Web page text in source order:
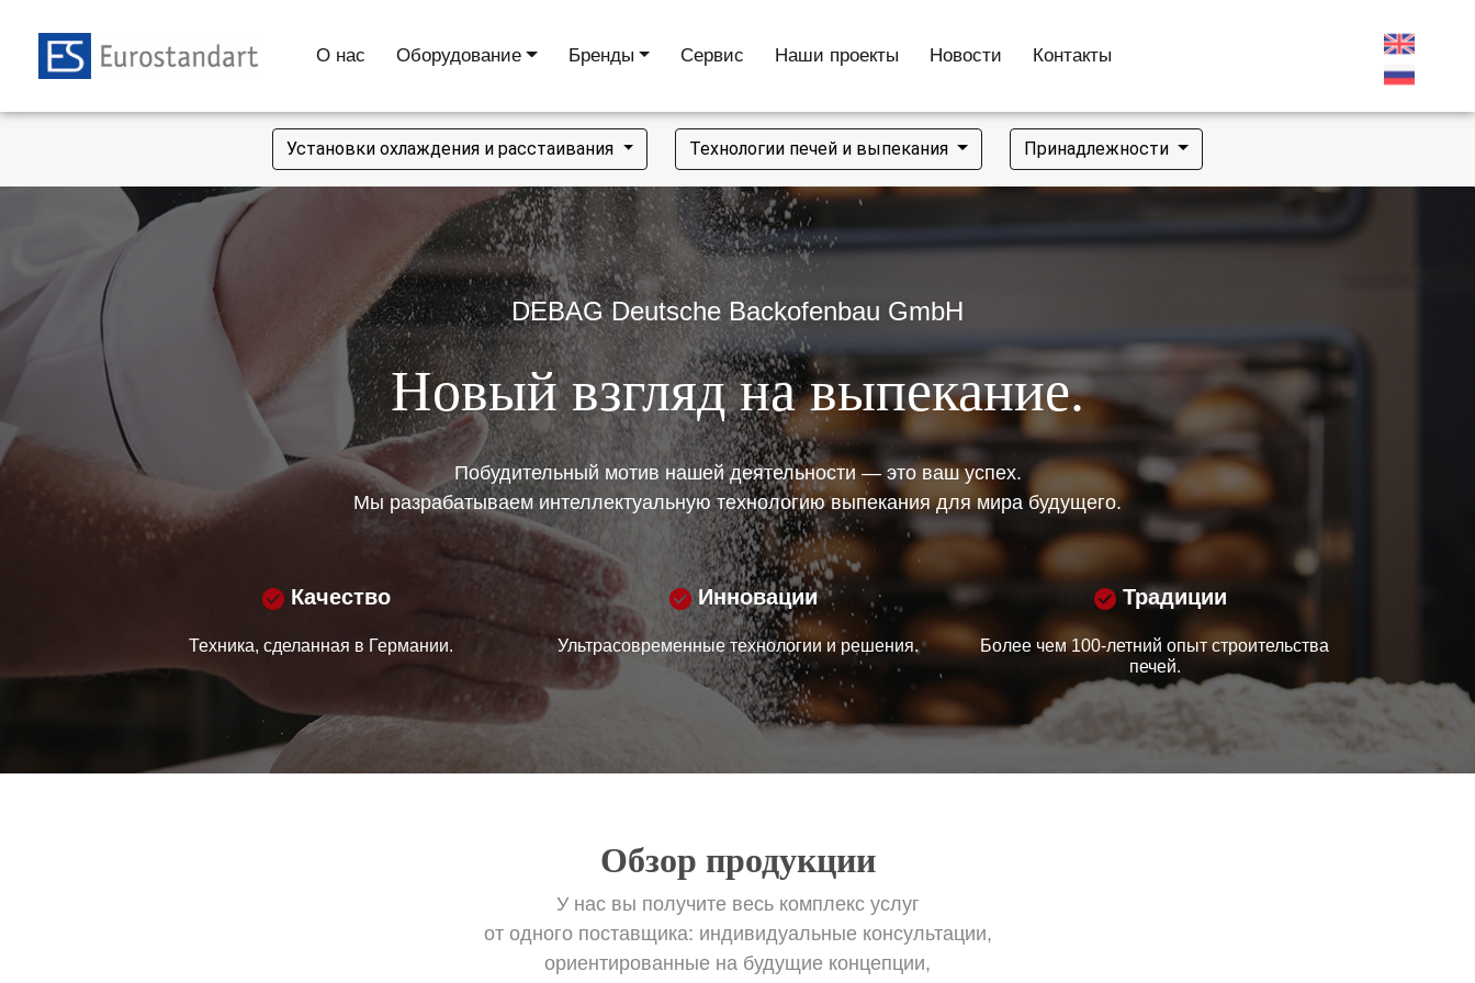
О нас Оборудование Бренды Сервис Наши проекты Новости Контакты
Установки охлаждения и расстаивания Технологии печей и выпекания Принадлежности
DEBAG Deutsche Backofenbau GmbH
Новый взгляд на выпекание.
Побудительный мотив нашей деятельности — это ваш успех.
Мы разрабатываем интеллектуальную технологию выпекания для мира будущего.
Качество
Техника, сделанная в Германии.
Инновации
Ультрасовременные технологии и решения.
Традиции
Более чем 100-летний опыт строительства
печей.
Обзор продукции
У нас вы получите весь комплекс услуг
от одного поставщика: индивидуальные консультации,
ориентированные на будущие концепции,